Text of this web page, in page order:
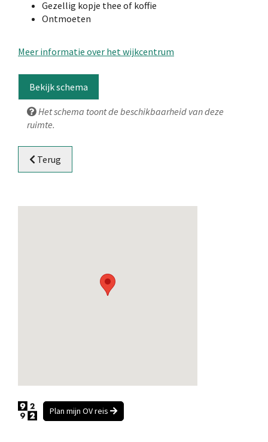
Gezellig kopje thee of koffie
Ontmoeten
Meer informatie over het wijkcentrum
Bekijk schema
Het schema toont de beschikbaarheid van deze
ruimte.
Terug
Plan mijn OV reis